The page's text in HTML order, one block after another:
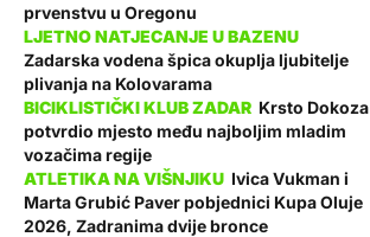
prvenstvu u Oregonu
Zadarska vodena špica okuplja ljubitelje
plivanja na Kolovarama
Krsto Dokoza
potvrdio mjesto među najboljim mladim
vozačima regije
Ivica Vukman i
Marta Grubić Paver pobjednici Kupa Oluje
2026, Zadranima dvije bronce